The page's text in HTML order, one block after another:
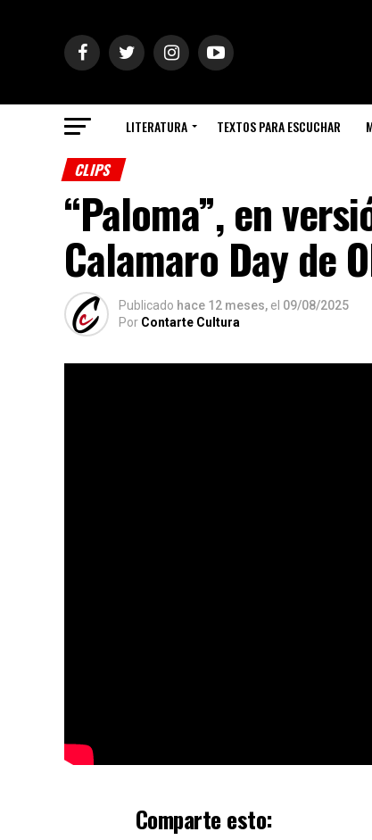
LITERATURA TEXTOS PARA ESCUCHAR
CLIPS
“Paloma”, en
Calamaro Day de
Publicado hace 12 meses, el 09/08/2025
Por Contarte Cultura
Comparte esto: